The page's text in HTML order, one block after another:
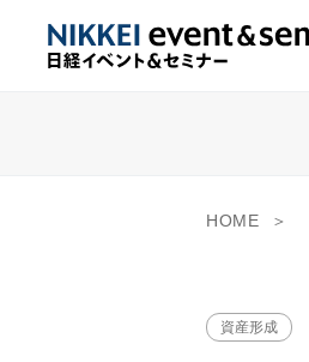
HOME
資産形成